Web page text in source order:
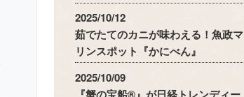
2025/10/12
茹でたてのカニが味わえる！魚政マ
リンスポット『かにべん』
2025/10/09
『蟹の宝船®』が日経トレンディー